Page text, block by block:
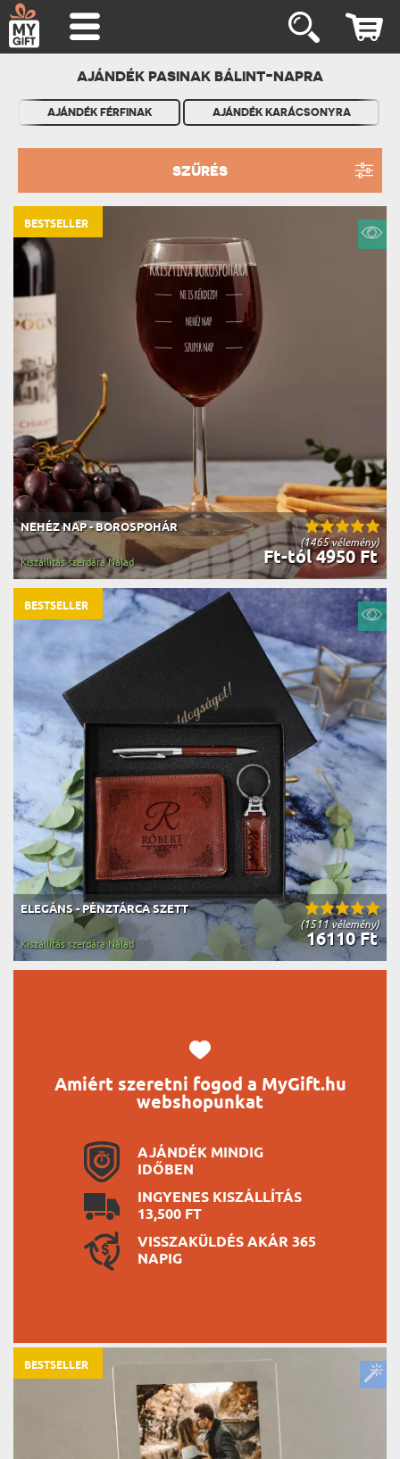
AJÁNDÉK PASINAK BÁLINT-NAPRA
AJÁNDÉK FÉRFINAK AJÁNDÉK KARÁCSONYRA
SZŰRÉS
(1465 vélemény)
NEHÉZ NAP - BOROSPOHÁR
Ft-tól 4950 Ft
Kiszállítás szerdára Nálad
BESTSELLER
(1511 vélemény)
ELEGÁNS - PÉNZTÁRCA SZETT
16110 Ft
Kiszállítás szerdára Nálad
BESTSELLER
Amiért szeretni fogod a MyGift.hu
webshopunkat
AJÁNDÉK MINDIG
IDŐBEN
INGYENES KISZÁLLÍTÁS
13,500 FT
VISSZAKÜLDÉS AKÁR 365
NAPIG
BESTSELLER